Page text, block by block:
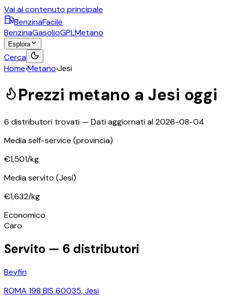
Vai al contenuto principale
BenzinaFacile
BenzinaGasolioGPLMetano
Esplora
Cerca
Home›Metano›Jesi
Prezzi metano a Jesi oggi
6 distributori trovati — Dati aggiornati al2026-08-04
Media self-service (provincia)
€1,501/kg
Media servito (Jesi)
€1,632/kg
Economico
Caro
Servito — 6 distributori
Beyfin
ROMA 198 BIS 60035,Jesi